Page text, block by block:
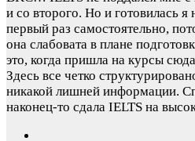
и со второго. Но и готовилась
первый раз самостоятельно,
она слабовата в плане
это, когда пришла на курсы
Здесь все четко
никакой лишней информации.
наконец-то сдала IELTS на